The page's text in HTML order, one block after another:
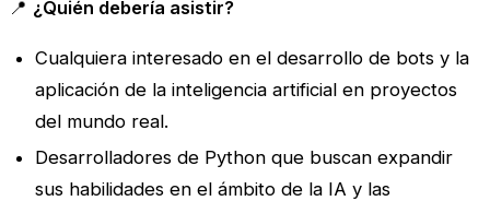
📍 ¿Quién debería asistir?
Cualquiera interesado en el desarrollo de bots y la
aplicación de la inteligencia artificial en proyectos
del mundo real.
Desarrolladores de Python que buscan expandir
sus habilidades en el ámbito de la IA y las